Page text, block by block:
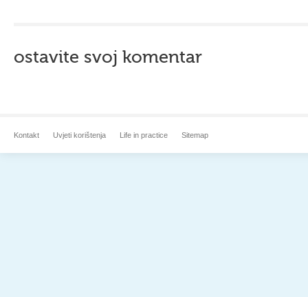
ostavite svoj komentar
Kontakt Uvjeti korištenja Life in practice Sitemap